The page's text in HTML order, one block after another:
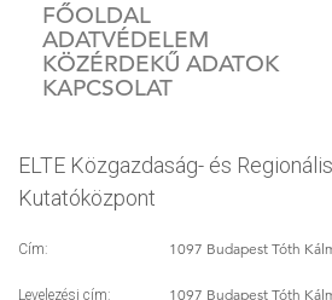
FŐOLDAL
ADATVÉDELEM
KÖZÉRDEKŰ ADATOK
KAPCSOLAT
ELTE Közgazdaság- és
Kutatóközpont
Cím: 1097 Budapest Tóth
Levelezési cím: 1097 Budapest Tóth